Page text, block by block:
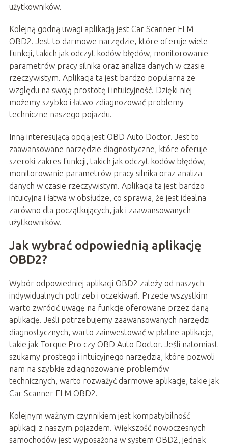
użytkowników.
Kolejną godną uwagi aplikacją jest Car Scanner ELM
OBD2. Jest to darmowe narzędzie, które oferuje wiele
funkcji, takich jak odczyt kodów błędów, monitorowanie
parametrów pracy silnika oraz analiza danych w czasie
rzeczywistym. Aplikacja ta jest bardzo popularna ze
względu na swoją prostotę i intuicyjność. Dzięki niej
możemy szybko i łatwo zdiagnozować problemy
techniczne naszego pojazdu.
Inną interesującą opcją jest OBD Auto Doctor. Jest to
zaawansowane narzędzie diagnostyczne, które oferuje
szeroki zakres funkcji, takich jak odczyt kodów błędów,
monitorowanie parametrów pracy silnika oraz analiza
danych w czasie rzeczywistym. Aplikacja ta jest bardzo
intuicyjna i łatwa w obsłudze, co sprawia, że jest idealna
zarówno dla początkujących, jak i zaawansowanych
użytkowników.
Jak wybrać odpowiednią aplikację
OBD2?
Wybór odpowiedniej aplikacji OBD2 zależy od naszych
indywidualnych potrzeb i oczekiwań. Przede wszystkim
warto zwrócić uwagę na funkcje oferowane przez daną
aplikację. Jeśli potrzebujemy zaawansowanych narzędzi
diagnostycznych, warto zainwestować w płatne aplikacje,
takie jak Torque Pro czy OBD Auto Doctor. Jeśli natomiast
szukamy prostego i intuicyjnego narzędzia, które pozwoli
nam na szybkie zdiagnozowanie problemów
technicznych, warto rozważyć darmowe aplikacje, takie jak
Car Scanner ELM OBD2.
Kolejnym ważnym czynnikiem jest kompatybilność
aplikacji z naszym pojazdem. Większość nowoczesnych
samochodów jest wyposażona w system OBD2, jednak